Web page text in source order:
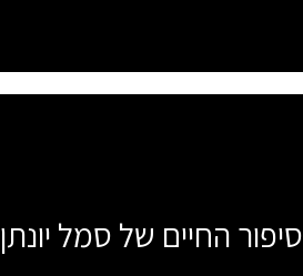
סיפור החיים של סמל